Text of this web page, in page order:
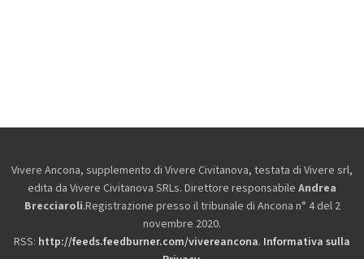
Vivere Ancona, supplemento di Vivere Civitanova, testata di Vivere srl,
edita da Vivere Civitanova SRLs. Direttore responsabile Andrea
Brecciaroli.Registrazione presso il tribunale di Ancona n° 4 del 2
novembre 2020.
RSS: http://feeds.feedburner.com/vivereancona. Informativa sulla